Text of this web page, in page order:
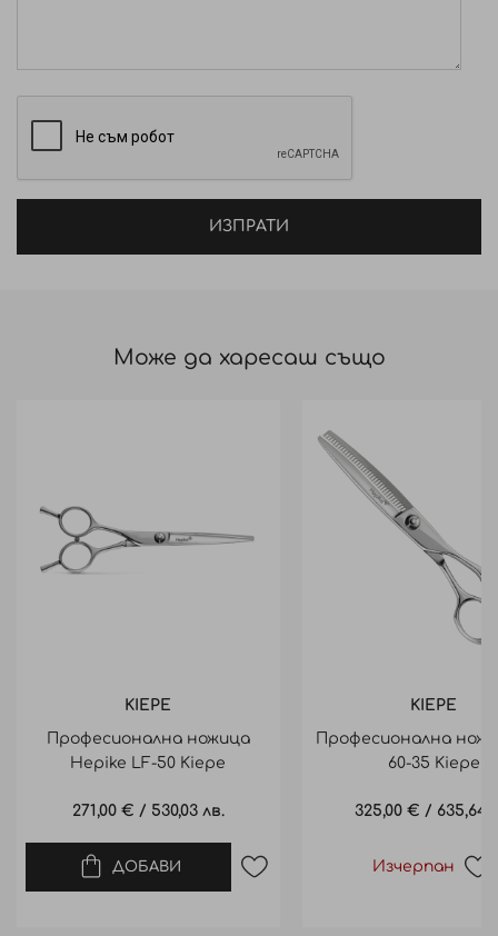
ИЗПРАТИ
Може да харесаш също
KIEPE
Професионална ножица
Hepike LF-50 Kiepe
271,00 € / 530,03 лв.
ДОБАВИ
KIEPE
Професионална
60-35 Kiepe
325,00 € / 635,64
Изчерпан